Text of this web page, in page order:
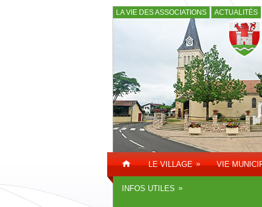
LA VIE DES ASSOCIATIONS ACTUALITÉS
LE VILLAGE » VIE
INFOS UTILES »